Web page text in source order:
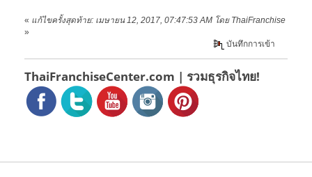
« แก้ไขครั้งสุดท้าย: เมษายน 12, 2017, 07:47:53 AM โดย ThaiFranchise
»
บันทึกการเข้า
ThaiFranchiseCenter.com | รวมธุรกิจไทย!